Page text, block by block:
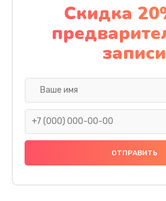
Чистка от
1060 руб.
Заказать
Ремонт
Скидка
записи